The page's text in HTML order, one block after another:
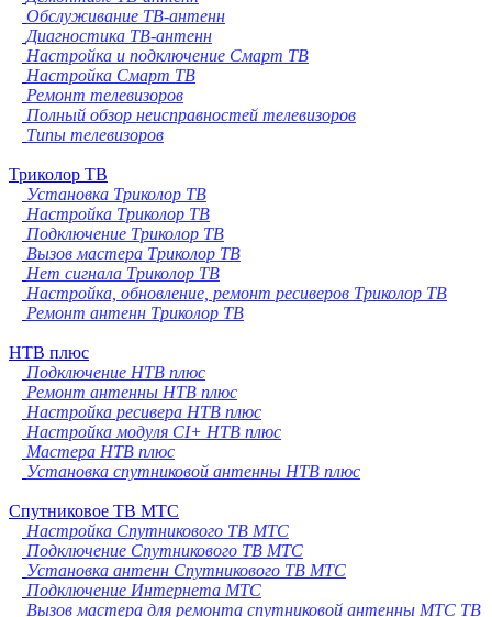
Обслуживание ТВ-антенн
Диагностика ТВ-антенн
Настройка и подключение Смарт ТВ
Настройка Смарт ТВ
Ремонт телевизоров
Полный обзор неисправностей телевизоров
Типы телевизоров
Триколор ТВ
Установка Триколор ТВ
Настройка Триколор ТВ
Подключение Триколор ТВ
Вызов мастера Триколор ТВ
Нет сигнала Триколор ТВ
Настройка, обновление, ремонт ресиверов Триколор ТВ
Ремонт антенн Триколор ТВ
НТВ плюс
Подключение НТВ плюс
Ремонт антенны НТВ плюс
Настройка ресивера НТВ плюс
Настройка модуля CI+ НТВ плюс
Мастера НТВ плюс
Установка спутниковой антенны НТВ плюс
Спутниковое ТВ МТС
Настройка Спутникового ТВ МТС
Подключение Спутникового ТВ МТС
Установка антенн Спутникового ТВ МТС
Подключение Интернета МТС
Вызов мастера для ремонта спутниковой антенны МТС ТВ